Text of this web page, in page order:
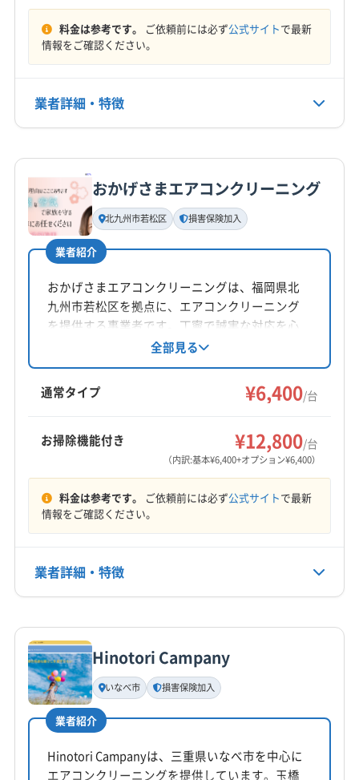
定休日
不定休
070-2314-7044
料金は参考です。 ご依頼前には必ず公式サイトで最新
情報をご確認ください。
業者詳細・特徴
基本情報
代表者名
吉田裕樹
所在地
三重県津市
対応地域
いなべ市 伊賀市
熊野市
桑名市 四日市市 志摩市 松阪市
鳥羽市
津市
尾鷲市
員弁郡東員町
多気郡多気町
多気郡大台町
多気郡明和町
度会郡大紀町
度会郡度会町
度会郡南伊勢町
南牟婁郡紀宝町
南牟婁郡御浜町
北牟婁郡紀北町
9:00〜18:00
定休日
電話番号
公式HP
公式サイトを見る
おかげさまエアコンクリーニング
北九州市若松区 損害保険加入
業者紹介
おかげさまエアコンクリーニングは、福岡県北
九州市若松区を拠点に、エアコンクリーニング
を提供する事業者です。丁寧で誠実な対応を心
掛け、独自の品質保証と損害保険で安心を提
供。エコ洗剤を使用し、防カビ・抗菌コーティ
ングも対応しています。土日祝日も営業し、地
域に密着したサービスを展開。シーズン前特価
全部見る
通常タイプ ¥6,400/台
お掃除機能付き ¥12,800/台
（内訳:基本¥6,400+オプション¥6,400）
料金は参考です。 ご依頼前には必ず公式サイトで最新
情報をご確認ください。
業者詳細・特徴
基本情報
代表者名
勝井容子
所在地
福岡県北九州市若松区鴨生田三丁目6-16
Hinotori Campany
いなべ市 損害保険加入
業者紹介
Hinotori Campanyは、三重県いなべ市を中心に
エアコンクリーニングを提供しています。玉橋